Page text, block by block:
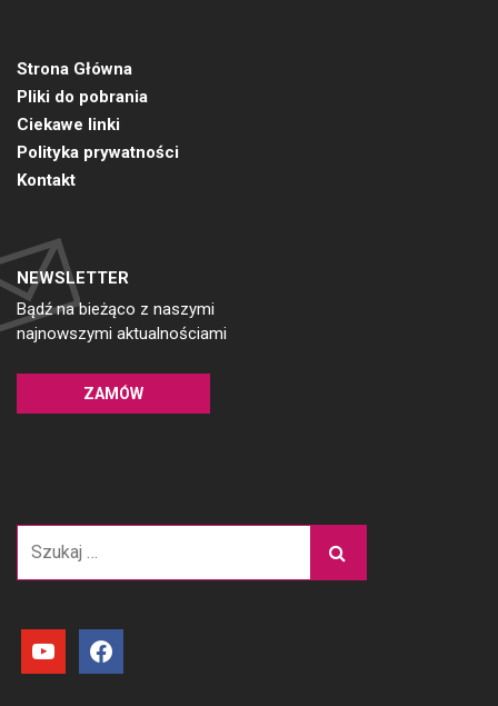
Strona Główna
Pliki do pobrania
Ciekawe linki
Polityka prywatności
Kontakt
NEWSLETTER
Bądź na bieżąco z naszymi
najnowszymi aktualnościami
ZAMÓW
youtube facebook